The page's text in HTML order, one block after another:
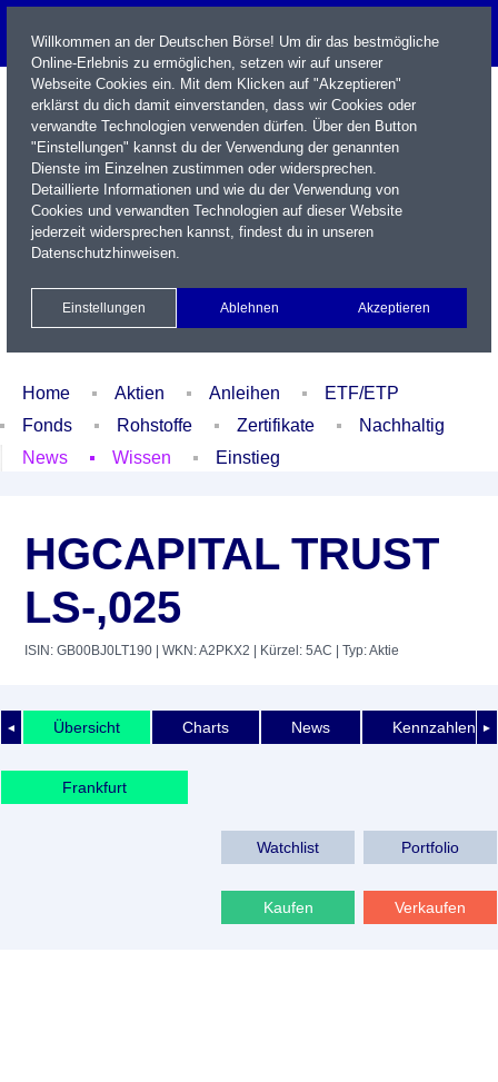
Name / WKN / ISIN / Kürzel
Xetra Realtime
Watchlist Portfolio Login
Home Aktien Anleihen
ETF/ETP
Fonds
Rohstoffe Zertifikate
Nachhaltig
News
Wissen Einstieg
HGCAPITAL TRUST
LS-,025
ISIN: GB00BJ0LT190 | WKN: A2PKX2 | Kürzel: 5AC | Typ: Aktie
◄ ►
Übersicht Charts News Kennzahlen
Frankfurt
Watchlist Portfolio
Kaufen Verkaufen
Willkommen an der Deutschen Börse! Um dir das bestmögliche
Online-Erlebnis zu ermöglichen, setzen wir auf unserer
Webseite Cookies ein. Mit dem Klicken auf "Akzeptieren"
erklärst du dich damit einverstanden, dass wir Cookies oder
verwandte Technologien verwenden dürfen. Über den Button
"Einstellungen" kannst du der Verwendung der genannten
Dienste im Einzelnen zustimmen oder widersprechen.
Detaillierte Informationen und wie du der Verwendung von
Cookies und verwandten Technologien auf dieser Website
jederzeit widersprechen kannst, findest du in unseren
Datenschutzhinweisen.
Einstellungen Ablehnen Akzeptieren